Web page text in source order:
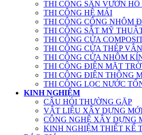
THI CÔNG SÂN VƯỜN
THI CÔNG HỆ MÁI
THI CÔNG CỔNG NHÔM
THI CÔNG SẮT MỸ
THI CÔNG CỬA
THI CÔNG CỬA THÉP
THI CÔNG CỬA NHÔM
THI CÔNG ĐIỆN MẶT
THI CÔNG ĐIỆN THÔNG
THI CÔNG LỌC NƯỚC
KINH NGHIỆM
CÂU HỎI THƯỜNG GẶP
VẬT LIỆU XÂY DỰNG
CÔNG NGHỆ XÂY DỰNG
KINH NGHIỆM THIẾT KẾ